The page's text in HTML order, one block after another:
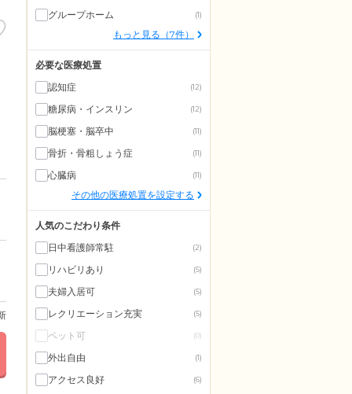
グループホーム (1)
もっと見る（7件）
必要な医療処置
認知症
(12)
糖尿病・インスリン (12)
脳梗塞・脳卒中 (11)
骨折・骨粗しょう症 (11)
心臓病 (11)
その他の医療処置を設定する
人気のこだわり条件
日中看護師常駐
(2)
リハビリあり (5)
夫婦入居可 (5)
レクリエーション充実 (5)
ペット可 (0)
外出自由 (1)
アクセス良好 (6)